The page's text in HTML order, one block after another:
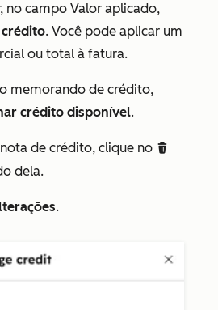
no campo Valor aplicado,
. Você pode aplicar um
ou total à fatura.
memorando de crédito,
crédito disponível.
de crédito, clique no delete
dela.
.